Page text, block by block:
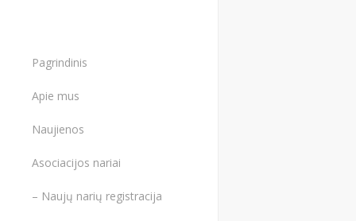
Pagrindinis
Apie mus
Naujienos
Asociacijos nariai
– Naujų narių registracija